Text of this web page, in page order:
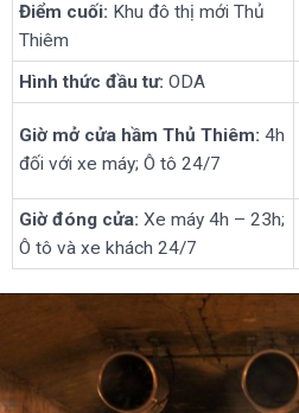
Điểm cuối: Khu đô thị mới Thủ
Thiêm
Hình thức đầu tư: ODA
Giờ mở cửa hầm Thủ Thiêm: 4h
đối với xe máy; Ô tô 24/7
Giờ đóng cửa: Xe máy 4h – 23h;
Ô tô và xe khách 24/7